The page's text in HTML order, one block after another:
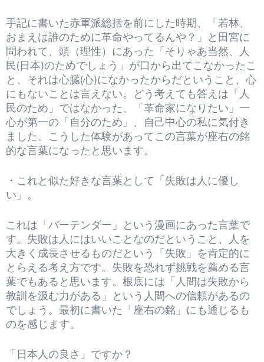
手記に書いた赤軍派総括を前にした時期、「若林、
おまえは誰のために革命やってるんや？」と田宮に
問われて、頭（理性）にあった「そりゃあ当然、人
民(日本)のためでしょう」が口から出てこなかったこ
と、それは心臓(心)になかったからだということ、心
にもないことは言えない。どう考えても答えは「人
民のため」ではなかった、「革命家になりたい」一
心が第一の「自分のため」、自己中心の私に気付き
ました。こうした体験があってこの言葉が座右の銘
的な言葉になったと思います。
・これと似た好きな言葉として「失敗は人に優し
い」。
これは「バーテンダー」という漫画にあった言葉で
す。失敗は人にはいいことなのだということ、人を
大きく成長させるものだという「失敗」を肯定的に
とらえる考え方です。失敗を恐れず挑戦を薦める言
葉でもあると思います。根底には「人間は失敗から
教訓を汲む力がある」という人間への信頼があるの
でしょう。最初に書いた「座右の銘」にも通じるも
のを感じます。
「日本人の良さ」ですか？